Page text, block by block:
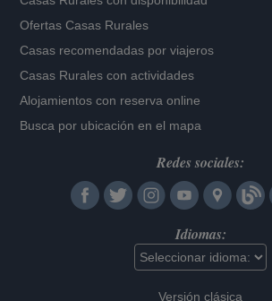
Ofertas Casas Rurales
Casas recomendadas por viajeros
Casas Rurales con actividades
Alojamientos con reserva online
Busca por ubicación en el mapa
Redes sociales:
Idiomas:
Versión clásica